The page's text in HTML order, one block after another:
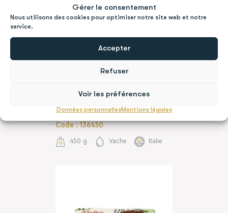
Gérer le consentement
Nous utilisons des cookies pour optimiser notre site web et notre
service.
Accepter
Refuser
Voir les préférences
Données personnellesMentions légales
POT 450G
Murgella
Code : 136450
450 g Vache Italie